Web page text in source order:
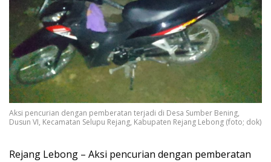
Aksi pencurian dengan pemberatan terjadi di Desa Sumber Bening,
Dusun VI, Kecamatan Selupu Rejang, Kabupaten Rejang Lebong (foto; dok)
Rejang Lebong – Aksi pencurian dengan pemberatan